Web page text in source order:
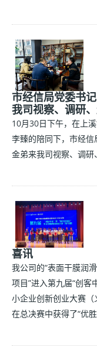
市经信局党委书
我司视察、调研
10月30日下午，在上
李臻的陪同下，市经
金弟来我司视察、调研
喜讯
我公司的“表面干膜润
项目”进入第九届“创客
小企业创新创业大赛
在总决赛中获得了“优胜